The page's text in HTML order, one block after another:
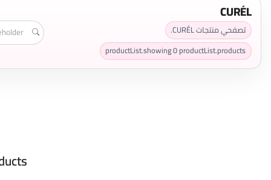
CURÉL
تصفحي منتجات CURÉL.
productList.showing0productList.products